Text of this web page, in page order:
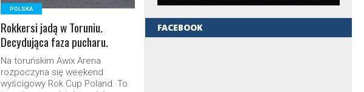
POLSKA
Rokkersi jadą w Toruniu.
Decydująca faza pucharu.
Na toruńskim Awix Arena
rozpoczyna się weekend
wyścigowy Rok Cup Poland. To
FACEBOOK